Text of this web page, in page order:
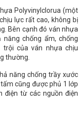
Polyvinylclorua (một
lực rất cao, không bị
Bên cạnh đó ván nhựa
năng chống ẩm, chống
của ván nhựa chịu
thường.
năng chống trầy xước
cũng được phủ 1 lớp
điện từ các nguồn điện